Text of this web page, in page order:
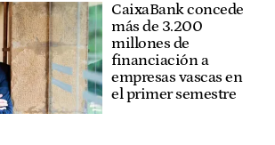
CaixaBank concede
más de 3.200
millones de
financiación a
empresas vascas en
el primer semestre